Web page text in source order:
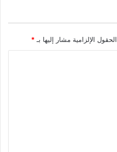
الحقول الإلزامية مشار إليها بـ *